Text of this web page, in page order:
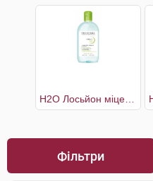
Фільтри